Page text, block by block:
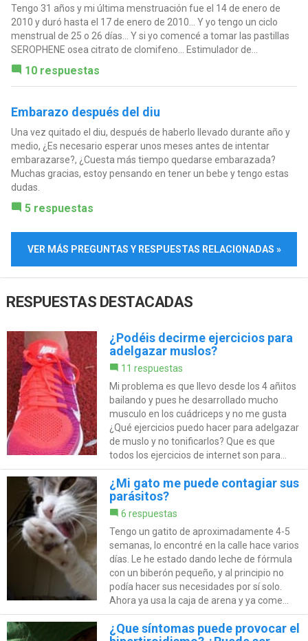
Tengo 31 años y mi última menstruación fue el 14 de enero de
2010 y duró hasta el 17 de enero de 2010... Y yo tengo un ciclo
menstrual de 25 o 26 días... Y si yo comencé a tomar las pastillas
SEROPHENE osea citrato de clomifeno... Estimulador de...
10 respuestas
Embarazo después del diu
Una vez quitado el diu, después de haberlo llevado durante año y
medio, ¿Es necesario esperar unos meses antes de intentar
embarazarse?, ¿Cuesta más tiempo quedarse embarazada?
Muchas gracias, estoy pensando en tener un bebe y tengo estas
dudas.
5 respuestas
VER MÁS PREGUNTAS Y RESPUESTAS RELACIONADAS »
RESPUESTAS DESTACADAS
¿Podéis decirme ejercicios para
adelgazar muslos?
11 respuestas
Mi problema es que llevo desde los 4 añitos
bailando y pues he desarrollado mucho
musculo en los cuádriceps y no me gusta
¿Qué ejercicios puedo hacer para adelgazar
de muslo y no tonificarlos? Que es que
todos los ejercicios de internet son para...
¿Mi gato me puede contagiar sus
parásitos?
6 respuestas
Tengo un gatito de aproximadamente 4-5
semanas, lo encontré en la calle hace varios
días. Le he estado dando leche de fórmula
con un biberón pequeño, y al principio no
podía hacer sus necesidades por sí solo.
Ahora ya usa la caja de arena y ya come...
¿Que síntomas puede provocar el